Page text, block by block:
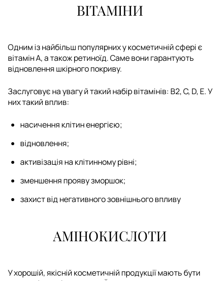
ВІТАМІНИ
Одним із найбільш популярних у косметичній сфері є
вітамін А, а також ретиноїд. Саме вони гарантують
відновлення шкірного покриву.
Заслуговує на увагу й такий набір вітамінів: В2, С, D, Е. У
них такий вплив:
насичення клітин енергією;
відновлення;
активізація на клітинному рівні;
зменшення прояву зморшок;
захист від негативного зовнішнього впливу
АМІНОКИСЛОТИ
У хорошій, якісній косметичній продукції мають бути